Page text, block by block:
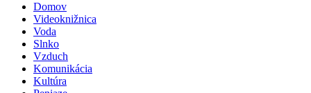
Domov
Videoknižnica
Voda
Slnko
Vzduch
Komunikácia
Kultúra